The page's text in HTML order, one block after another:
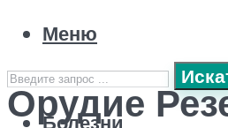
Болезни
Меню
Орудие